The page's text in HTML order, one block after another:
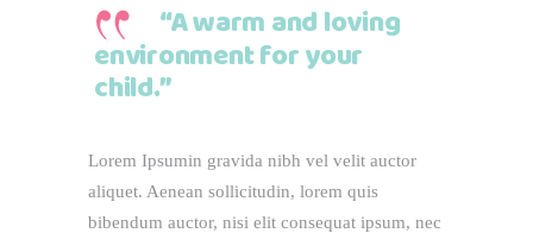
“A warm and loving
environment for your
child.”
Lorem Ipsumin gravida nibh vel velit auctor
aliquet. Aenean sollicitudin, lorem quis
bibendum auctor, nisi elit consequat ipsum, nec